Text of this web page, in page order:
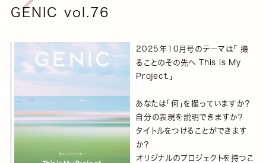
GENIC vol.76
2025年10月号のテーマは「 撮
ることのその先へ This is My
Project.」
あなたは「何」を撮っていますか？
自分の表現を説明できますか？
タイトルをつけることができます
か？
オリジナルのプロジェクトを持つこ